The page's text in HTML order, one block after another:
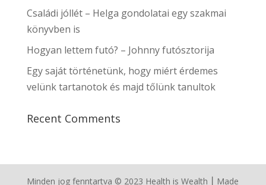
Családi jóllét – Helga gondolatai egy szakmai
könyvben is
Hogyan lettem futó? – Johnny futósztorija
Egy saját történetünk, hogy miért érdemes
velünk tartanotok és majd tőlünk tanultok
Recent Comments
Minden jog fenntartva © 2023 Health is Wealth ⎮ Made